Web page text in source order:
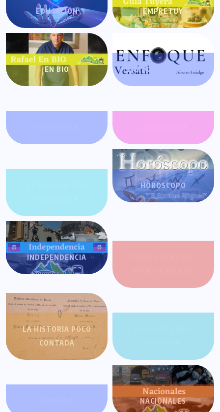
EDUCACIÓN EMPRETUY
EN BIO ENFOQUE VERSÁTIL
HORÓSCOPO
INDEPENDENCIA
LA HISTORIA POCO
CONTADA
NACIONALES